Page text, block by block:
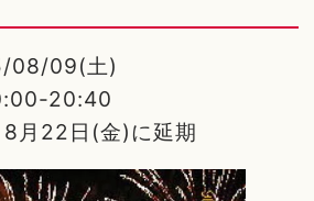
08/09(土)
20:40
月22日(金)に延期